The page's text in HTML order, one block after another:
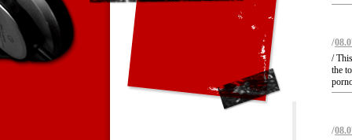
/
/
the
/